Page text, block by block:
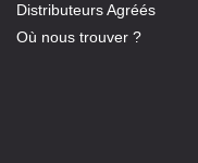
Distributeurs Agréés
Où nous trouver ?